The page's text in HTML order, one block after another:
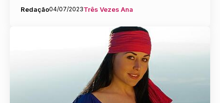
Redação04/07/2023Três Vezes Ana